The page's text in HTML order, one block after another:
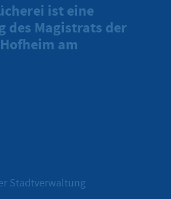
ist eine
des Magistrats der
am
Stadtverwaltung